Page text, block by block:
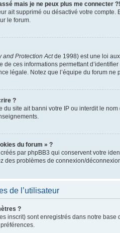
mais je ne peux plus me connecter ?!
ait supprimé ou désactivé votre
le forum.
and Protection Actde 1998) est une loi
de ces informations permettant
légale. Notez que l’équipe du forum
?
du site ait banni votre IP ou interdit le
du forum » ?
par phpBB3 qui conservent votre
des problèmes de connexion/
de l’utilisateur
?
inscrit) sont enregistrés dans notre